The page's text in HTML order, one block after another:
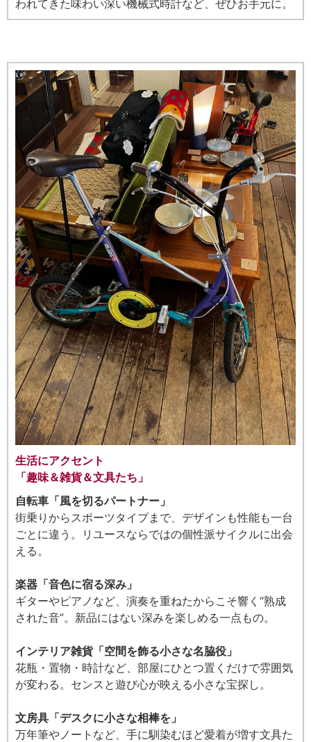
われてきた味わい深い機械式時計など、ぜひお手元に。
生活にアクセント
「趣味＆雑貨＆文具たち」
自転車「風を切るパートナー」
街乗りからスポーツタイプまで、デザインも性能も一台
ごとに違う。リユースならではの個性派サイクルに出会
える。
楽器「音色に宿る深み」
ギターやピアノなど、演奏を重ねたからこそ響く“熟成
された音”。新品にはない深みを楽しめる一点もの。
インテリア雑貨「空間を飾る小さな名脇役」
花瓶・置物・時計など、部屋にひとつ置くだけで雰囲気
が変わる。センスと遊び心が映える小さな宝探し。
文房具「デスクに小さな相棒を」
万年筆やノートなど、手に馴染むほど愛着が増す文具た